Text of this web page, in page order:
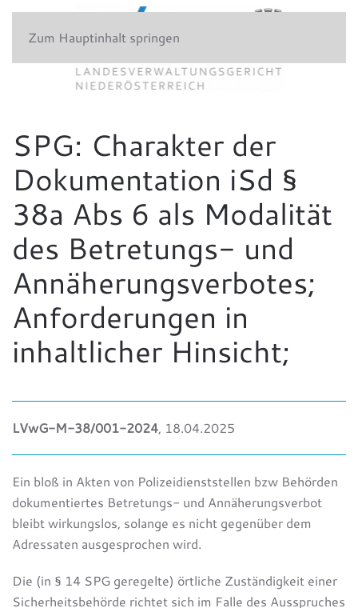
Zum Hauptinhalt springen
SPG: Charakter der
Dokumentation iSd §
38a Abs 6 als Modalität
des Betretungs- und
Annäherungsverbotes;
Anforderungen in
inhaltlicher Hinsicht;
LVwG-M-38/001-2024, 18.04.2025
Ein bloß in Akten von Polizeidienststellen bzw Behörden
dokumentiertes Betretungs- und Annäherungsverbot
bleibt wirkungslos, solange es nicht gegenüber dem
Adressaten ausgesprochen wird.
Die (in § 14 SPG geregelte) örtliche Zuständigkeit einer
Sicherheitsbehörde richtet sich im Falle des Ausspruches